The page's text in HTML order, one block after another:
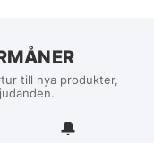
till nya produkter,
🔔